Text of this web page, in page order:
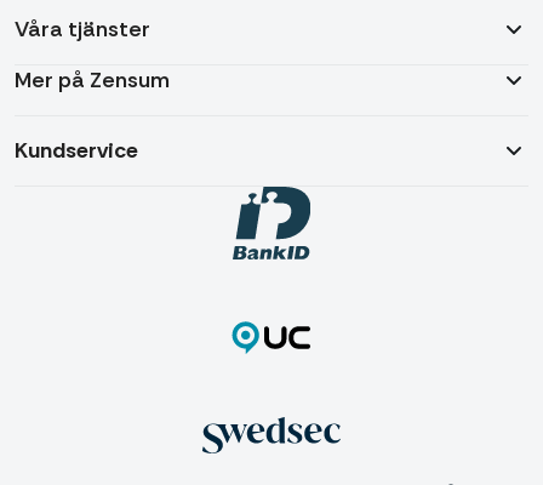
Kundservice
Våra tjänster
Mer på Zensum